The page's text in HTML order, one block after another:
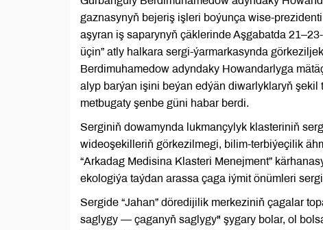
gaznasynyň bejeriş işleri boýunça wise-
aşyran iş saparynyň çäklerinde Aşgabatda
üçin” atly halkara sergi-ýarmarkasynda
Berdimuhamedow adyndaky Howandarlyga
alyp barýan işini beýan edýän diwarlyklaryň
metbugaty şenbe güni habar berdi.
Serginiň dowamynda lukmançylyk klasteriniň
wideoşekilleriň görkezilmegi, bilim-terbiýeçilik
“Arkadag Medisina Klasteri Menejment”
ekologiýa taýdan arassa çaga iýmit önümleri
Sergide “Jahan” döredijilik merkeziniň çagalar
saglygy — çaganyň saglygy" şygary bolar, ol